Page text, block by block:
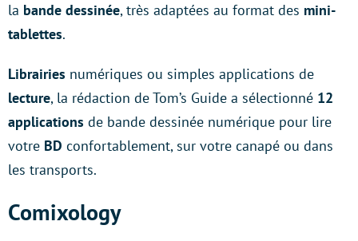
la bande dessinée, très adaptées au format des mini-
tablettes.
Librairies numériques ou simples applications de
lecture, la rédaction de Tom’s Guide a sélectionné 12
applications de bande dessinée numérique pour lire
votre BD confortablement, sur votre canapé ou dans
les transports.
Comixology